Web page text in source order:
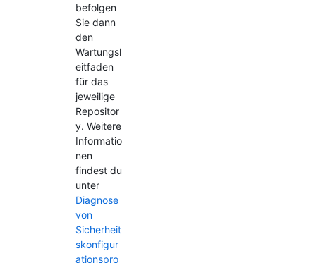
befolgen
Sie dann
den
Wartungsl
eitfaden
für das
jeweilige
Repositor
y. Weitere
Informatio
nen
findest du
unter
Diagnose
von
Sicherheit
skonfigur
ationspro